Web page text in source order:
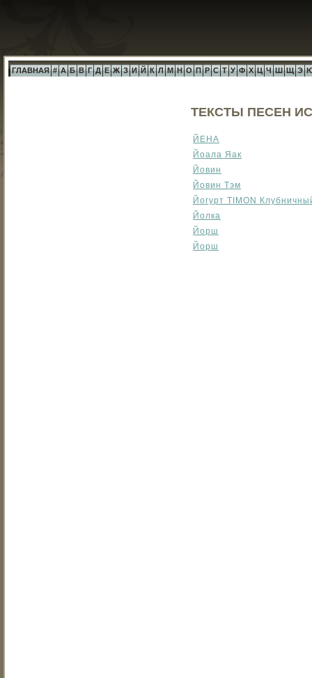
ГЛАВНАЯ # А Б В Г Д Е Ж З И Й К Л М Н О П Р С Т У Ф Х Ц Ч Ш Щ Э
ТЕКСТЫ ПЕСЕН
ЙЕНА
Йоала Яак
Йовин
Йовин Тэм
Йогурт TIMON
Йолка
Йорш
Йорш